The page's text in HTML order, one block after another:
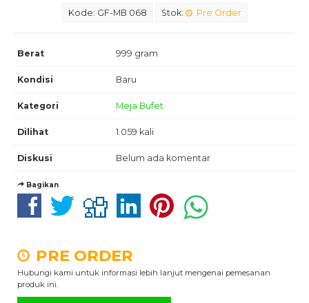
Kode: GF-MB 068 Stok: Pre Order
Berat 999 gram
Kondisi Baru
Kategori Meja Bufet
Dilihat 1.059 kali
Diskusi Belum ada komentar
Bagikan
PRE ORDER
Hubungi kami untuk informasi lebih lanjut mengenai pemesanan
produk ini.